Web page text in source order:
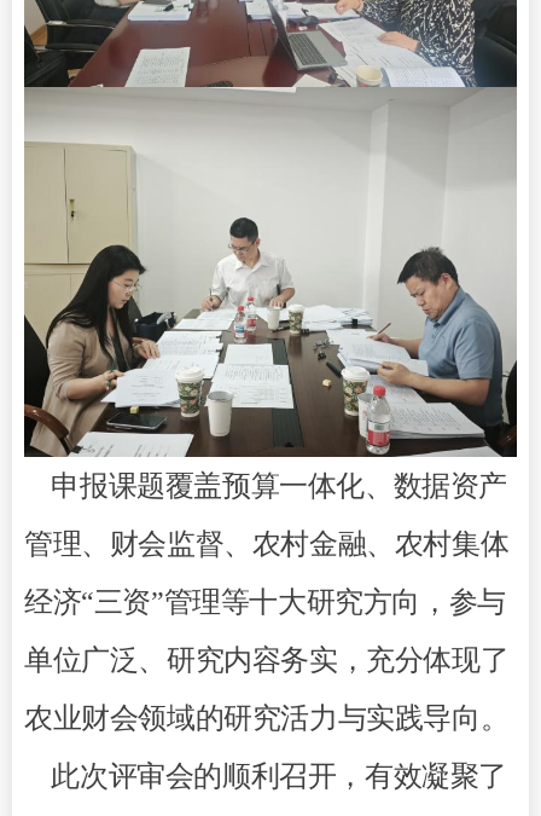
申报课题覆盖预算一体化、数据资产
管理、财会监督、农村金融、农村集体
经济“三资”管理等十大研究方向，参与
单位广泛、研究内容务实，充分体现了
农业财会领域的研究活力与实践导向。
此次评审会的顺利召开，有效凝聚了